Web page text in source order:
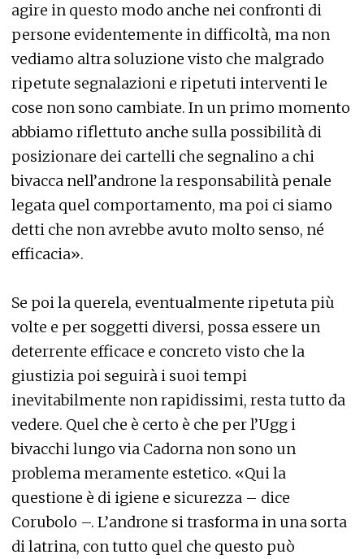
agire in questo modo anche nei confronti di
persone evidentemente in difficoltà, ma non
vediamo altra soluzione visto che malgrado
ripetute segnalazioni e ripetuti interventi le
cose non sono cambiate. In un primo momento
abbiamo riflettuto anche sulla possibilità di
posizionare dei cartelli che segnalino a chi
bivacca nell’androne la responsabilità penale
legata quel comportamento, ma poi ci siamo
detti che non avrebbe avuto molto senso, né
efficacia».
Se poi la querela, eventualmente ripetuta più
volte e per soggetti diversi, possa essere un
deterrente efficace e concreto visto che la
giustizia poi seguirà i suoi tempi
inevitabilmente non rapidissimi, resta tutto da
vedere. Quel che è certo è che per l’Ugg i
bivacchi lungo via Cadorna non sono un
problema meramente estetico. «Qui la
questione è di igiene e sicurezza – dice
Corubolo –. L’androne si trasforma in una sorta
di latrina, con tutto quel che questo può